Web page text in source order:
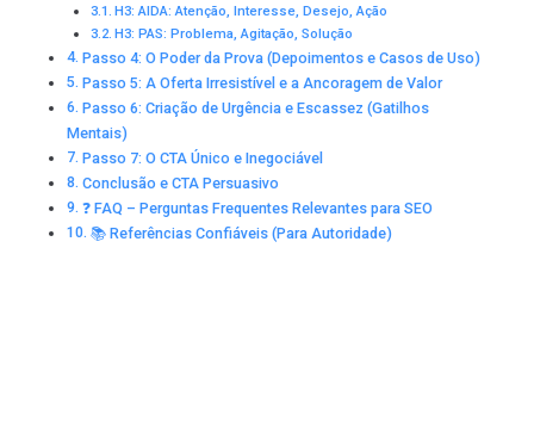
H3: AIDA: Atenção, Interesse, Desejo, Ação
H3: PAS: Problema, Agitação, Solução
Passo 4: O Poder da Prova (Depoimentos e Casos de Uso)
Passo 5: A Oferta Irresistível e a Ancoragem de Valor
Passo 6: Criação de Urgência e Escassez (Gatilhos
Mentais)
Passo 7: O CTA Único e Inegociável
Conclusão e CTA Persuasivo
❓ FAQ – Perguntas Frequentes Relevantes para SEO
📚 Referências Confiáveis (Para Autoridade)